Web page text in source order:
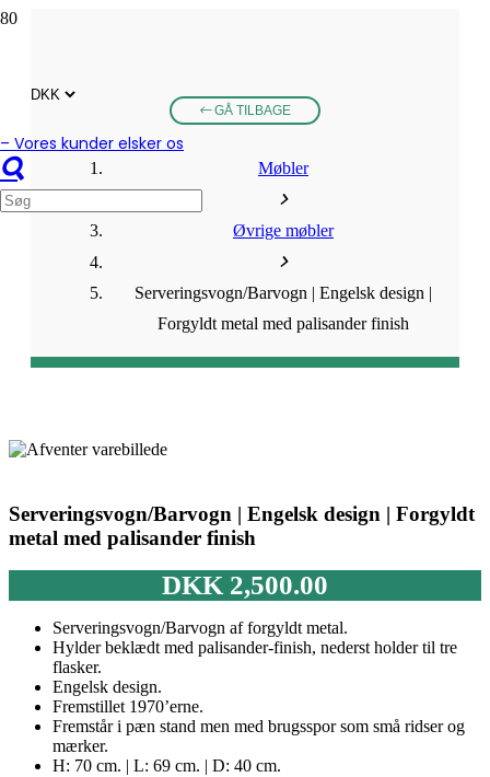
– Vores kunder elsker os
GÅ TILBAGE
Møbler
Øvrige møbler
Serveringsvogn/Barvogn | Engelsk design |
Forgyldt metal med palisander finish
Serveringsvogn/Barvogn | Engelsk design | Forgyldt
metal med palisander finish
DKK2,500.00
Serveringsvogn/Barvogn af forgyldt metal.
Hylder beklædt med palisander-finish, nederst holder til tre
flasker.
Engelsk design.
Fremstillet 1970’erne.
Fremstår i pæn stand men med brugsspor som små ridser og
mærker.
H: 70 cm. | L: 69 cm. | D: 40 cm.